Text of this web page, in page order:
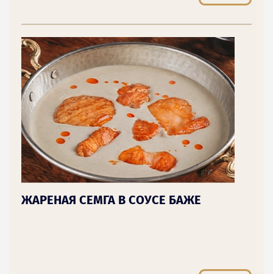
ЖАРЕНАЯ СЕМГА В СОУСЕ БАЖЕ